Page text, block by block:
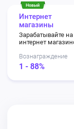
Интернет
магазины
Зарабатывайте
интернет
Вознаграждение
1 - 88%